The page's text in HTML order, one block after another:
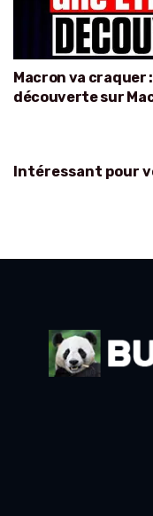
Macron va craquer
découverte sur
Intéressant pour